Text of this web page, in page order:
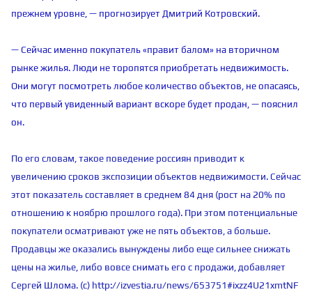
прежнем уровне, — прогнозирует Дмитрий Котровский.
— Сейчас именно покупатель «правит балом» на вторичном
рынке жилья. Люди не торопятся приобретать недвижимость.
Они могут посмотреть любое количество объектов, не опасаясь,
что первый увиденный вариант вскоре будет продан, — пояснил
он.
По его словам, такое поведение россиян приводит к
увеличению сроков экспозиции объектов недвижимости. Сейчас
этот показатель составляет в среднем 84 дня (рост на 20% по
отношению к ноябрю прошлого года). При этом потенциальные
покупатели осматривают уже не пять объектов, а больше.
Продавцы же оказались вынуждены либо еще сильнее снижать
цены на жилье, либо вовсе снимать его с продажи, добавляет
Сергей Шлома. (c) http://izvestia.ru/news/653751#ixzz4U21xmtNF